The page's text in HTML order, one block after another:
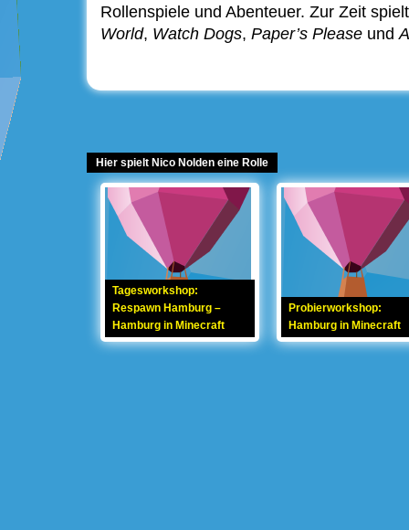
Rollenspiele und Abenteuer. Zur Zeit
World, Watch Dogs, Paper’s Please und
Hier spielt Nico Nolden eine Rolle
Tagesworkshop:
Respawn Hamburg –
Hamburg in Minecraft
Probierworkshop:
Hamburg in Minecraft